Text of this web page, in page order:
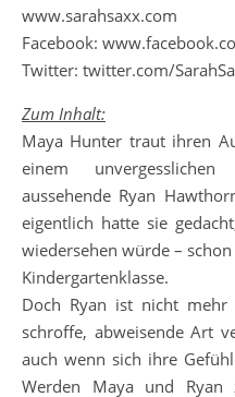
www.sarahsaxx.com
Facebook:
Twitter: twitter.com/
Zum Inhalt:
Maya Hunter traut ihren
einem
aussehende Ryan
eigentlich hatte sie
wiedersehen würde –
Kindergartenklasse.
Doch Ryan ist nicht
schroffe, abweisende Art
auch wenn sich ihre
Werden Maya und